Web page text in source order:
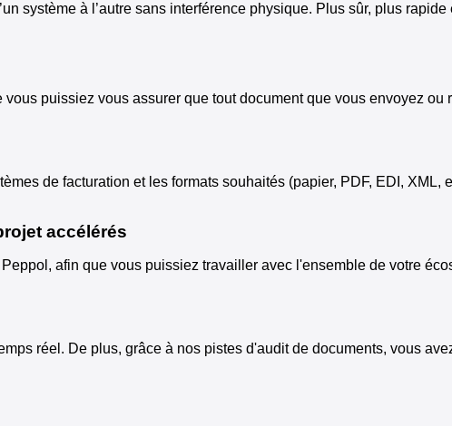
système à l’autre sans interférence physique. Plus sûr, plus
puissiez vous assurer que tout document que vous envoyez ou
de facturation et les formats souhaités (papier, PDF, EDI, XML,
accélérés
afin que vous puissiez travailler avec l'ensemble de votre
réel. De plus, grâce à nos pistes d'audit de documents, vous